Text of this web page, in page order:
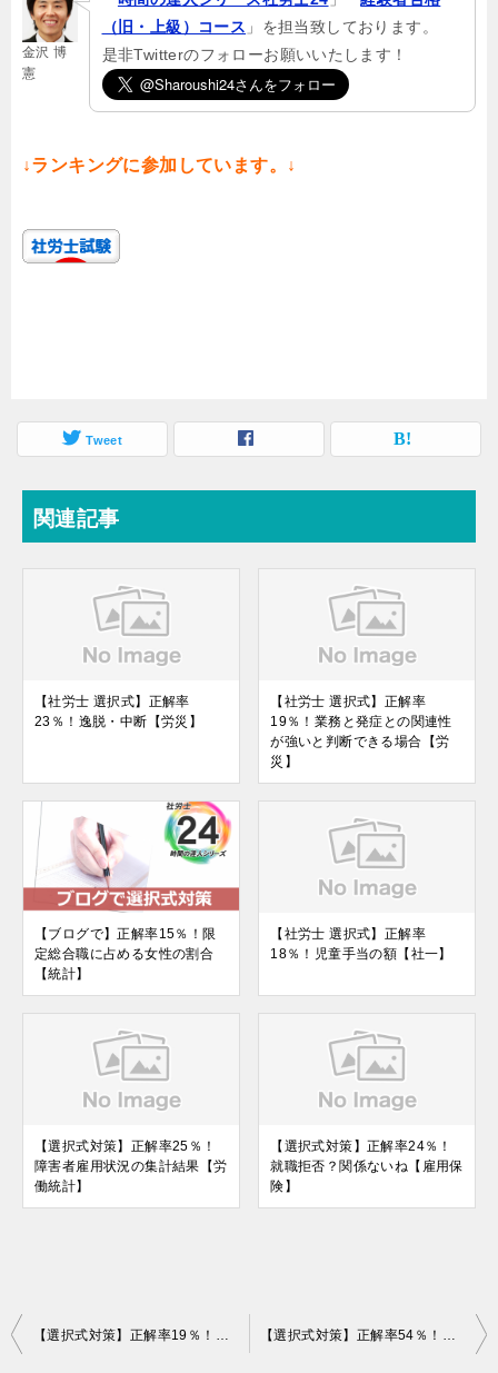
金沢 博
憲
（旧・上級）コース 」を担当致しております。
是非Twitterのフォローお願いいたします！
↓ランキングに参加しています。↓
Tweet
関連記事
【社労士 選択式】正解率
23％！逸脱・中断【労災】
【社労士 選択式】正解率
19％！業務と発症との関連性
が強いと判断できる場合【労
災】
【ブログで】正解率15％！限
定総合職に占める女性の割合
【統計】
【社労士 選択式】正解率
18％！児童手当の額【社一】
【選択式対策】正解率25％！
障害者雇用状況の集計結果【労
働統計】
【選択式対策】正解率24％！
就職拒否？関係ないね【雇用保
険】
投
【選択式対策】正解率19％！国民負担率の推移【統計】 【選択式対策】正解率54％！何の支給額？【雇用保険法】